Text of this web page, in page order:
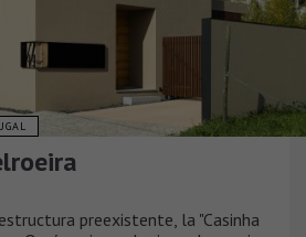
preexistente, la "Casinha